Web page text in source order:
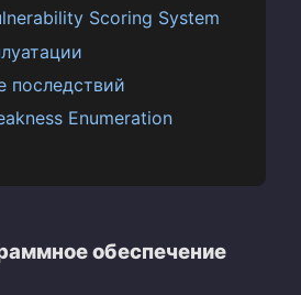
Scoring System
последствий
Enumeration
обеспечение